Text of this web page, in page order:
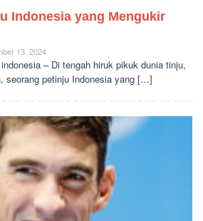
Indonesia yang Mengukir
13, 2024
– Di tengah hiruk pikuk dunia tinju,
seorang petinju Indonesia yang […]